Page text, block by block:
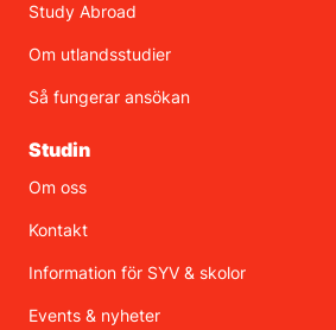
Study Abroad
Om utlandsstudier
Så fungerar ansökan
Studin
Om oss
Kontakt
Information för SYV & skolor
Events & nyheter